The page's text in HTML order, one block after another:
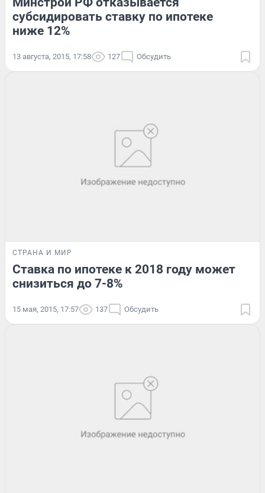
субсидировать ставку по ипотеке
ниже 12%
13 августа, 2015, 17:58 127 Обсудить
СТРАНА И МИР
Ставка по ипотеке к 2018 году может
снизиться до 7-8%
15 мая, 2015, 17:57 137 Обсудить